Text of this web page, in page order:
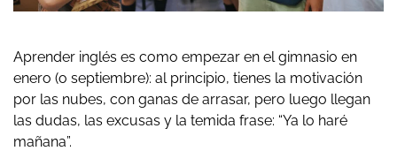
Aprender inglés es como empezar en el gimnasio en
enero (o septiembre): al principio, tienes la motivación
por las nubes, con ganas de arrasar, pero luego llegan
las dudas, las excusas y la temida frase: “Ya lo haré
mañana”.